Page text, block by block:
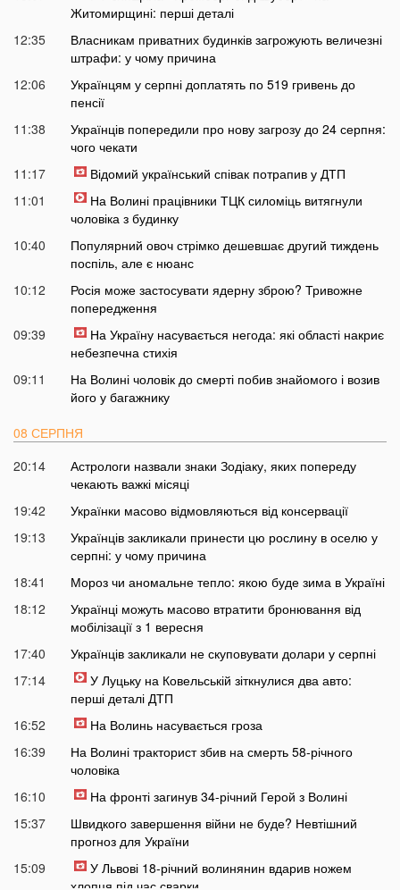
Житомирщині: перші деталі
12:35
Власникам приватних будинків загрожують величезні
штрафи: у чому причина
12:06
Українцям у серпні доплатять по 519 гривень до
пенсії
11:38
Українців попередили про нову загрозу до 24 серпня:
чого чекати
11:17
Відомий український співак потрапив у ДТП
11:01
На Волині працівники ТЦК силоміць витягнули
чоловіка з будинку
10:40
Популярний овоч стрімко дешевшає другий тиждень
поспіль, але є нюанс
10:12
Росія може застосувати ядерну зброю? Тривожне
попередження
09:39
На Україну насувається негода: які області накриє
небезпечна стихія
09:11
На Волині чоловік до смерті побив знайомого і возив
його у багажнику
08 СЕРПНЯ
20:14
Астрологи назвали знаки Зодіаку, яких попереду
чекають важкі місяці
19:42
Українки масово відмовляються від консервації
19:13
Українців закликали принести цю рослину в оселю у
серпні: у чому причина
18:41
Мороз чи аномальне тепло: якою буде зима в Україні
18:12
Українці можуть масово втратити бронювання від
мобілізації з 1 вересня
17:40
Українців закликали не скуповувати долари у серпні
17:14
У Луцьку на Ковельській зіткнулися два авто:
перші деталі ДТП
16:52
На Волинь насувається гроза
16:39
На Волині тракторист збив на смерть 58-річного
чоловіка
16:10
На фронті загинув 34-річний Герой з Волині
15:37
Швидкого завершення війни не буде? Невтішний
прогноз для України
15:09
У Львові 18-річний волинянин вдарив ножем
хлопця під час сварки